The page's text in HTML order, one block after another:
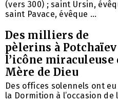
(vers 300) ; saint Ursin,
saint Pavace, évêque ...
Des milliers de
pèlerins à
l’icône miraculeuse
Mère de Dieu
Des offices solennels ont
la Dormition à l’occasion de